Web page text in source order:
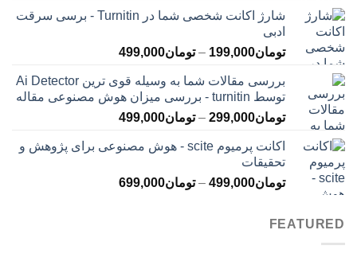
تومان145,000
تومان399,000
شارژ اکانت شخصی شما در Turnitin - برسی سرقت
ادبی
تومان199,000
– تومان499,000محدوده
تومان199,000
تا
تومان499,000
بررسی مقالات شما به وسیله قوی ترین Ai Detector
توسط turnitin - بررسی میزان هوش مصنوعی مقاله
تومان299,000
– تومان499,000محدوده
تومان299,000
تومان499,000
اکانت پرمیوم scite - هوش مصنوعی برای پژوهش و
تحقیقات
تومان499,000
– تومان699,000محدوده
FEATURED